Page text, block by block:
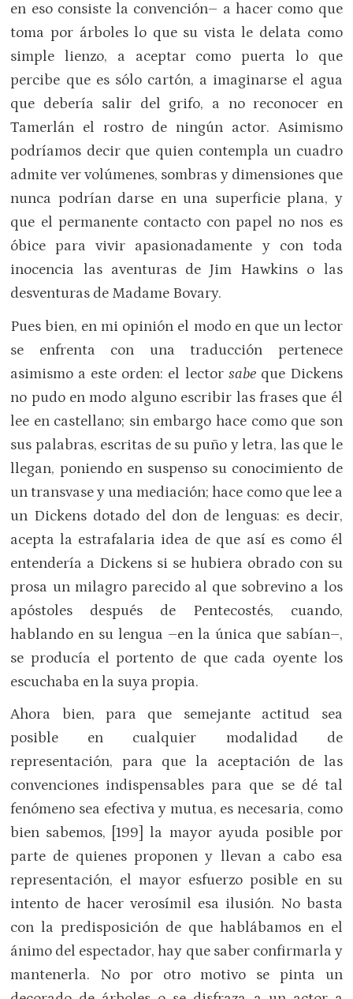
en eso consiste la convención– a hacer como que
toma por árboles lo que su vista le delata como
simple lienzo, a aceptar como puerta lo que
percibe que es sólo cartón, a imaginarse el agua
que debería salir del grifo, a no reconocer en
Tamerlán el rostro de ningún actor. Asimismo
podríamos decir que quien contempla un cuadro
admite ver volúmenes, sombras y dimensiones que
nunca podrían darse en una superficie plana, y
que el permanente contacto con papel no nos es
óbice para vivir apasionadamente y con toda
inocencia las aventuras de Jim Hawkins o las
desventuras de Madame Bovary.
Pues bien, en mi opinión el modo en que un lector
se enfrenta con una traducción pertenece
asimismo a este orden: el lector sabeque Dickens
no pudo en modo alguno escribir las frases que él
lee en castellano; sin embargo hace como que son
sus palabras, escritas de su puño y letra, las que le
llegan, poniendo en suspenso su conocimiento de
un transvase y una mediación; hace como que lee a
un Dickens dotado del don de lenguas: es decir,
acepta la estrafalaria idea de que así es como él
entendería a Dickens si se hubiera obrado con su
prosa un milagro parecido al que sobrevino a los
apóstoles después de Pentecostés, cuando,
hablando en su lengua –en la única que sabían–,
se producía el portento de que cada oyente los
escuchaba en la suya propia.
Ahora bien, para que semejante actitud sea
posible en cualquier modalidad de
representación, para que la aceptación de las
convenciones indispensables para que se dé tal
fenómeno sea efectiva y mutua, es necesaria, como
bien sabemos, [199] la mayor ayuda posible por
parte de quienes proponen y llevan a cabo esa
representación, el mayor esfuerzo posible en su
intento de hacer verosímil esa ilusión. No basta
con la predisposición de que hablábamos en el
ánimo del espectador, hay que saber confirmarla y
mantenerla. No por otro motivo se pinta un